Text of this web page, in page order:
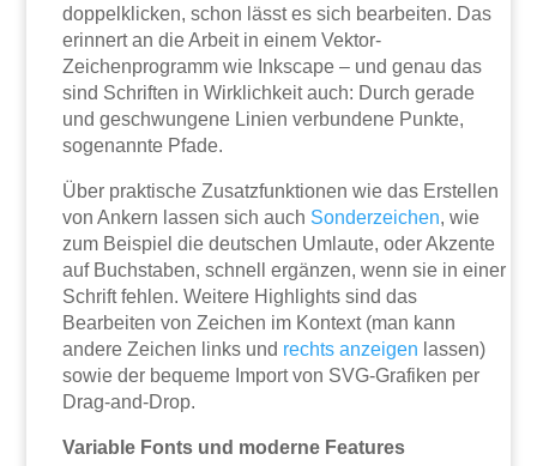
doppelklicken, schon lässt es sich bearbeiten. Das
erinnert an die Arbeit in einem Vektor-
Zeichenprogramm wie Inkscape – und genau das
sind Schriften in Wirklichkeit auch: Durch gerade
und geschwungene Linien verbundene Punkte,
sogenannte Pfade.
Über praktische Zusatzfunktionen wie das Erstellen
von Ankern lassen sich auch Sonderzeichen, wie
zum Beispiel die deutschen Umlaute, oder Akzente
auf Buchstaben, schnell ergänzen, wenn sie in einer
Schrift fehlen. Weitere Highlights sind das
Bearbeiten von Zeichen im Kontext (man kann
andere Zeichen links und rechts anzeigen lassen)
sowie der bequeme Import von SVG-Grafiken per
Drag-and-Drop.
Variable Fonts und moderne Features